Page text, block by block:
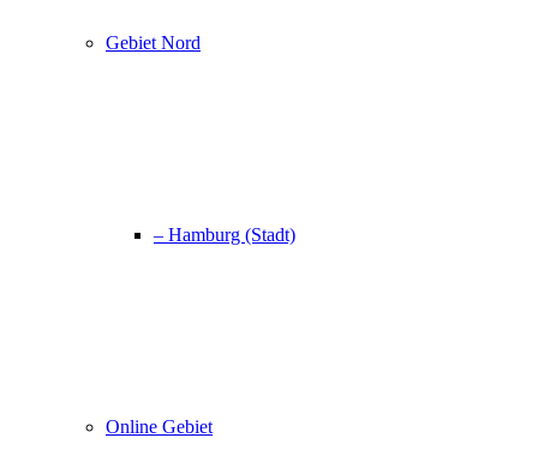
Gebiet Nord
– Hamburg (Stadt)
Online Gebiet